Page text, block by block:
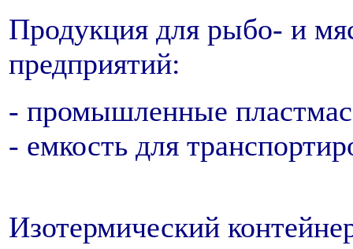
Продукция для рыбо- и
предприятий:
- промышленные
- емкость для
Изотермический